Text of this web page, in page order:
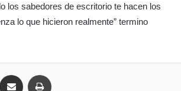
los sabedores de escritorio te hacen los
lo que hicieron realmente” termino
Compartir por correo electrónico